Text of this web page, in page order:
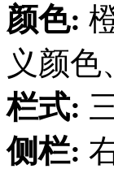
颜色:
义颜色
栏式:
侧栏: